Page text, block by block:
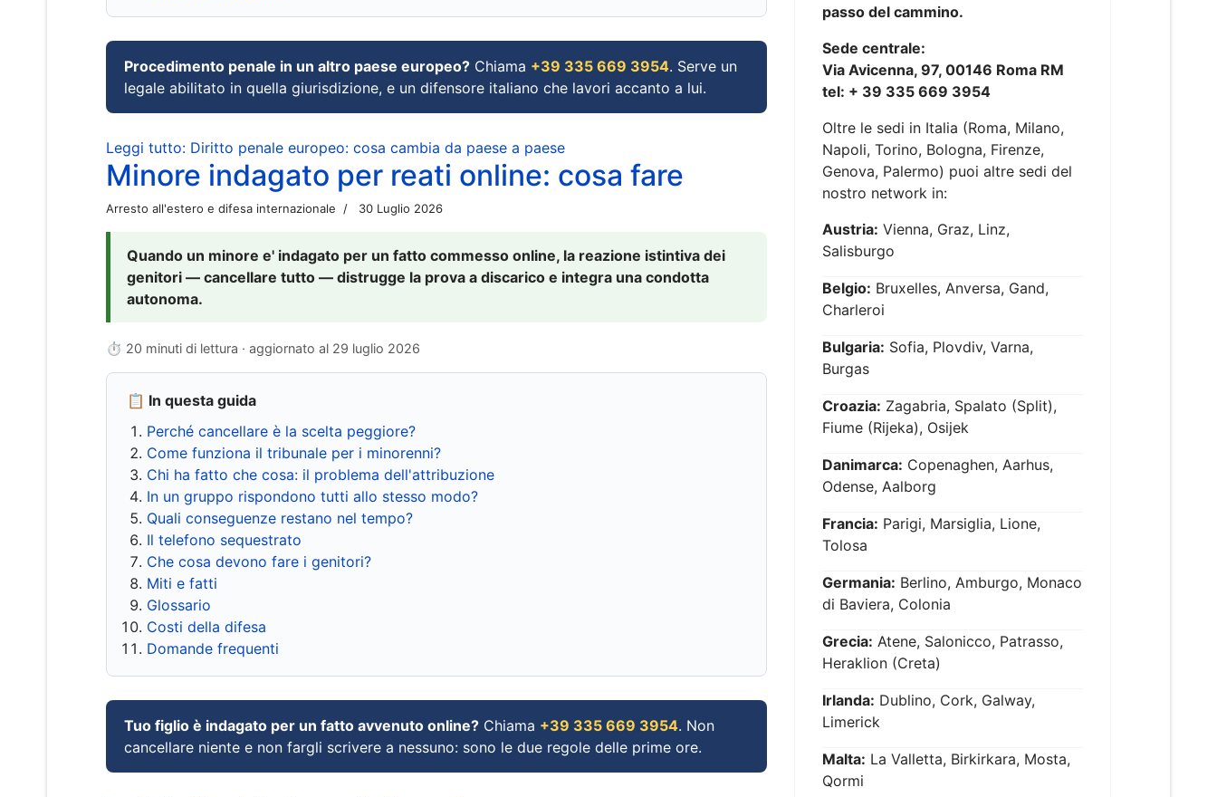
Procedimento penale in un altro paese europeo? Chiama +39 335 669 3954. Serve un
legale abilitato in quella giurisdizione, e un difensore italiano che lavori accanto a lui.
Leggi tutto: Diritto penale europeo: cosa cambia da paese a paese
Minore indagato per reati online: cosa fare
Arresto all'estero e difesa internazionale 30 Luglio 2026
Quando un minore e' indagato per un fatto commesso online, la reazione istintiva dei
genitori — cancellare tutto — distrugge la prova a discarico e integra una condotta
autonoma.
⏱ 20 minuti di lettura · aggiornato al 29 luglio 2026
📋 In questa guida
Perché cancellare è la scelta peggiore?
Come funziona il tribunale per i minorenni?
Chi ha fatto che cosa: il problema dell'attribuzione
In un gruppo rispondono tutti allo stesso modo?
Quali conseguenze restano nel tempo?
Il telefono sequestrato
Che cosa devono fare i genitori?
Miti e fatti
Glossario
Costi della difesa
Domande frequenti
Tuo figlio è indagato per un fatto avvenuto online? Chiama +39 335 669 3954. Non
cancellare niente e non fargli scrivere a nessuno: sono le due regole delle prime ore.
passo del cammino.
Sede centrale:
Via Avicenna, 97, 00146 Roma RM
tel: + 39 335 669 3954
Oltre le sedi in Italia (Roma, Milano,
Napoli, Torino, Bologna, Firenze,
Genova, Palermo) puoi altre sedi del
nostro network in:
Austria: Vienna, Graz, Linz,
Salisburgo
Belgio: Bruxelles, Anversa, Gand,
Charleroi
Bulgaria: Sofia, Plovdiv, Varna,
Burgas
Croazia: Zagabria, Spalato (Split),
Fiume (Rijeka), Osijek
Danimarca: Copenaghen, Aarhus,
Odense, Aalborg
Francia: Parigi, Marsiglia, Lione,
Tolosa
Germania: Berlino, Amburgo, Monaco
di Baviera, Colonia
Grecia: Atene, Salonicco, Patrasso,
Heraklion (Creta)
Irlanda: Dublino, Cork, Galway,
Limerick
Malta: La Valletta, Birkirkara, Mosta,
Qormi